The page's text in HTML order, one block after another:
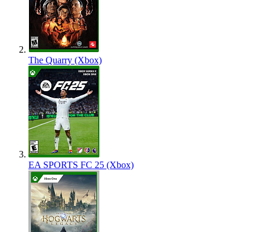
The Quarry (Xbox)
EA SPORTS FC 25 (Xbox)